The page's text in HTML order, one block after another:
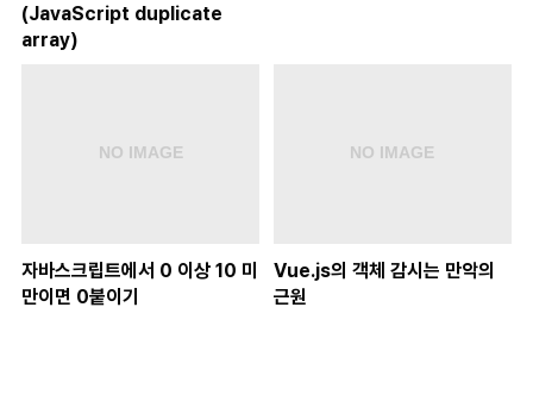
(JavaScript duplicate
array)
자바스크립트에서 0 이상 10 미
만이면 0붙이기
Vue.js의 객체 감시는 만악의
근원